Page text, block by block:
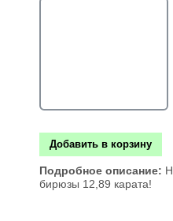
Добавить в корзину
Подробное описание:
бирюзы 12,89 карата!